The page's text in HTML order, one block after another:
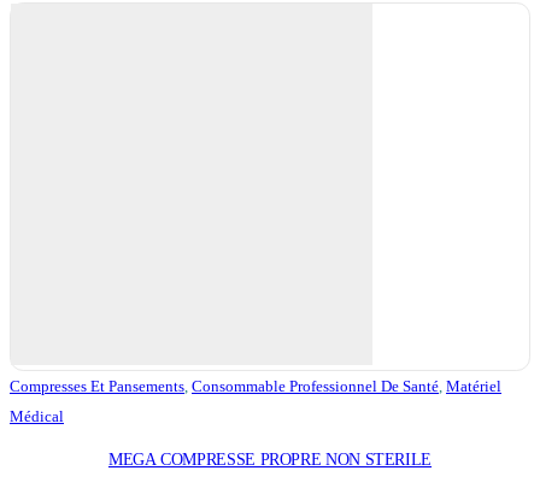
Compresses Et Pansements, Consommable Professionnel De Santé, Matériel
Médical
MEGA COMPRESSE PROPRE NON STERILE